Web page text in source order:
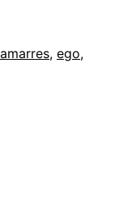
amarres, ego,